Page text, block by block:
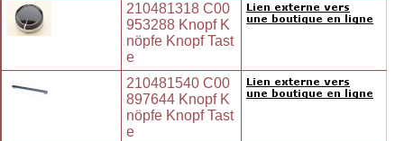
210481318 C00
953288 Knopf K
nöpfe Knopf Tast
e
210481540 C00
897644 Knopf K
nöpfe Knopf Tast
e